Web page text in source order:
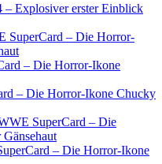
– Explosiver erster Einblick
SuperCard – Die Horror-
– Die Horror-Ikone
– Die Horror-Ikone Chucky
SuperCard – Die
– Die Horror-Ikone